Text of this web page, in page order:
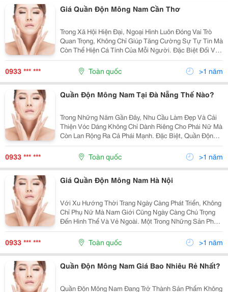
Giá Quần Độn Mông Nam Cần Thơ
Trong Xã Hội Hiện Đại, Ngoại Hình Luôn Đóng Vai Trò
Quan Trọng, Không Chỉ Giúp Tăng Cường Sự Tự Tin Mà
Còn Thể Hiện Cá Tính Của Mỗi Người. Đặc Biệt Đối Với
Phái Mạnh, Việc Chăm Chút Hình Thể Để Có Một Vóc
Dáng Hoàn Hảo Trở Thành Nhu Cầu Thiết Yếu....
0933 *** *** Toàn quốc >1 năm
Quần Độn Mông Nam Tại Đà Nẵng Thế Nào?
Trong Những Năm Gần Đây, Nhu Cầu Làm Đẹp Và Cải
Thiện Vóc Dáng Không Chỉ Dành Riêng Cho Phái Nữ Mà
Còn Lan Rộng Ra Cả Phái Mạnh. Đặc Biệt, Quần Độn
Mông Nam Là Sản Phẩm Được Nhiều Người Ưa
Chuộng Vì Khả Năng Mang Lại Vẻ Ngoài Cân Đối, Nam
Tính Và Tự...
0933 *** *** Toàn quốc >1 năm
Giá Quần Độn Mông Nam Hà Nội
Với Xu Hướng Thời Trang Ngày Càng Phát Triển, Không
Chỉ Phụ Nữ Mà Nam Giới Cũng Ngày Càng Chú Trọng
Đến Hình Thể Và Vẻ Ngoài. Một Trong Những Sản Phẩm
Đang Trở Thành Lựa Chọn Của Nhiều Quý Ông Là Quần
Độn Mông Nam. Vậy Quần Độn Mông Nam Hà Nội Có...
0933 *** *** Toàn quốc >1 năm
Quần Độn Mông Nam Giá Bao Nhiêu Rẻ Nhất?
Quần Độn Mông Nam Đang Trở Thành Sản Phẩm Không